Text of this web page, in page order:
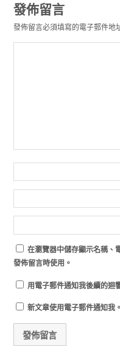
發佈留言
發佈留言必須填寫的電子郵件地
在瀏覽器中儲存顯示名稱、
發佈留言時使用。
用電子郵件通知我後續的迴
新文章使用電子郵件通知我。